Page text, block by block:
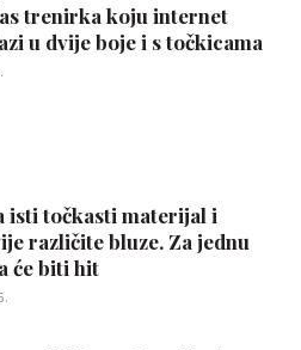
trenirka koju internet
u dvije boje i s točkicama
isti točkasti materijal i
različite bluze. Za jednu
će biti hit